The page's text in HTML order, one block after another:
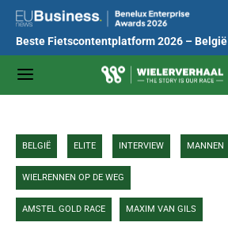
Beste Fietscontentplatform 2026 – België
BELGIË ELITE INTERVIEW MANNEN
WIELRENNEN OP DE WEG
AMSTEL GOLD RACE MAXIM VAN GILS